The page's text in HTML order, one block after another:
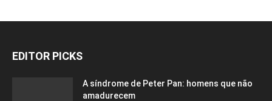
EDITOR PICKS
A síndrome de Peter Pan: homens que não
amadurecem